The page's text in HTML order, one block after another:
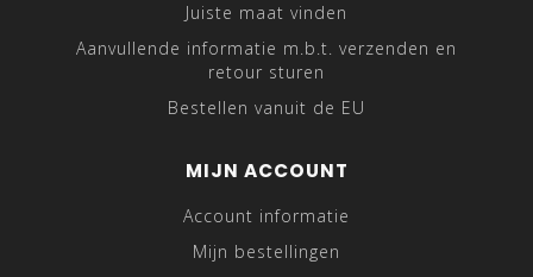
Juiste maat vinden
Aanvullende informatie m.b.t. verzenden en
retour sturen
Bestellen vanuit de EU
MIJN ACCOUNT
Account informatie
Mijn bestellingen